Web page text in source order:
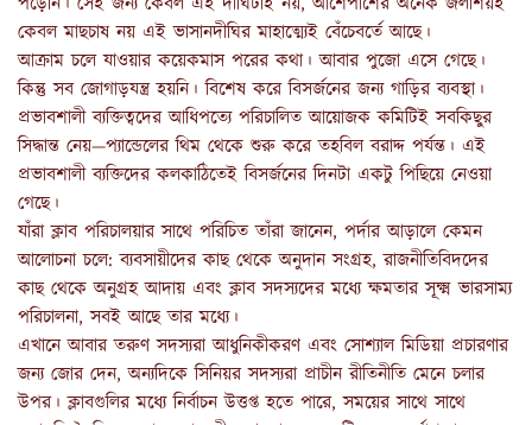
কেবল মাছচাষ নয় এই ভাসানদীঘির মাহাত্ম্যেই বেঁচেবর্তে আছে।
আক্রাম চলে যাওয়ার কয়েকমাস পরের কথা। আবার পুজো এসে গেছে।
কিন্তু সব জোগাড়যন্ত্র হয়নি। বিশেষ করে বিসর্জনের জন্য গাড়ির ব্যবস্থা।
প্রভাবশালী ব্যক্তিত্বদের আধিপত্যে পরিচালিত আয়োজক কমিটিই সবকিছুর
সিদ্ধান্ত নেয়—প্যান্ডেলের থিম থেকে শুরু করে তহবিল বরাদ্দ পর্যন্ত। এই
প্রভাবশালী ব্যক্তিদের কলকাঠিতেই বিসর্জনের দিনটা একটু পিছিয়ে নেওয়া
গেছে।
যাঁরা ক্লাব পরিচালয়ার সাথে পরিচিত তাঁরা জানেন, পর্দার আড়ালে কেমন
আলোচনা চলে: ব্যবসায়ীদের কাছ থেকে অনুদান সংগ্রহ, রাজনীতিবিদদের
কাছ থেকে অনুগ্রহ আদায় এবং ক্লাব সদস্যদের মধ্যে ক্ষমতার সূক্ষ্ম ভারসাম্য
পরিচালনা, সবই আছে তার মধ্যে।
এখানে আবার তরুণ সদস্যরা আধুনিকীকরণ এবং সোশ্যাল মিডিয়া প্রচারণার
জন্য জোর দেন, অন্যদিকে সিনিয়র সদস্যরা প্রাচীন রীতিনীতি মেনে চলার
উপর। ক্লাবগুলির মধ্যে নির্বাচন উত্তপ্ত হতে পারে, সময়ের সাথে সাথে